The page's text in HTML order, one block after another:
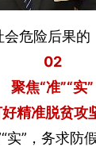
危险后果的
02
聚焦“准”“实”
精准脱贫攻
”，务求防假